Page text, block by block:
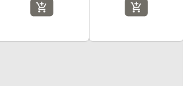
add_shopping_cart
add_shopping_cart